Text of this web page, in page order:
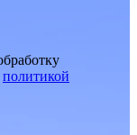
политикой